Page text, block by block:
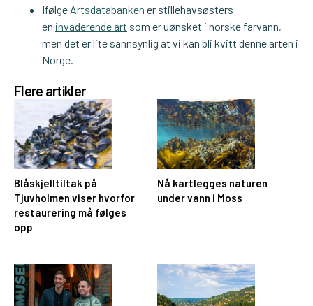
Ifølge Artsdatabanken er stillehavsøsters
en invaderende art som er uønsket i norske farvann,
men det er lite sannsynlig at vi kan bli kvitt denne arten i
Norge.
Flere artikler
Blåskjelltiltak på
Tjuvholmen viser hvorfor
restaurering må følges
opp
Nå kartlegges naturen
under vann i Moss